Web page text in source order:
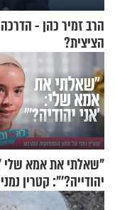
הרב זמיר כהן -
הציצית?
"שאלתי את אמא שלי
יהודייה?'": קטרין
ההתחזקות המרגש